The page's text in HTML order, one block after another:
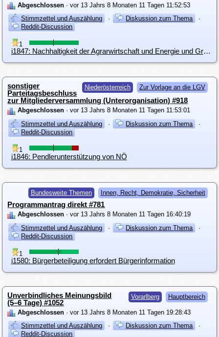
Abgeschlossen · vor 13 Jahrs 8 Monaten 11 Tagen 11:52:53
Stimmzettel und Auszählung
· Diskussion zum Thema
·
Reddit-Discussion
1
i1847: Nachhaltigkeit der Agrarwirtschaft und Energie und Grundversorgungsautarkie
Niederösterreich Zur Vorlage an die LGV
sonstiger
Parteitagsbeschluss
zur Mitgliederversammlung (Unterorganisation) #918
Abgeschlossen · vor 13 Jahrs 8 Monaten 11 Tagen 11:53:01
Stimmzettel und Auszählung
· Diskussion zum Thema
·
Reddit-Discussion
1
i1846: Pendlerunterstützung von NÖ
Bundesweite Themen Innen, Recht, Demokratie, Sicherheit
Programmantrag direkt #781
Abgeschlossen · vor 13 Jahrs 8 Monaten 11 Tagen 16:40:19
Stimmzettel und Auszählung
· Diskussion zum Thema
·
Reddit-Discussion
1
i1580: Bürgerbeteiligung erfordert Bürgerinformation
Vorarlberg Hauptbereich
Unverbindliches Meinungsbild
(5–6 Tage) #1052
Abgeschlossen · vor 13 Jahrs 8 Monaten 11 Tagen 19:28:43
Stimmzettel und Auszählung
· Diskussion zum Thema
·
Reddit-Discussion